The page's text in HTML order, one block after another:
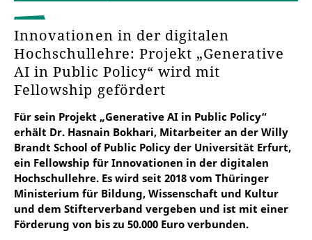
Innovationen in der digitalen
Hochschullehre: Projekt „Generative
AI in Public Policy“ wird mit
Fellowship gefördert
Für sein Projekt „Generative AI in Public Policy“
erhält Dr. Hasnain Bokhari, Mitarbeiter an der Willy
Brandt School of Public Policy der Universität Erfurt,
ein Fellowship für Innovationen in der digitalen
Hochschullehre. Es wird seit 2018 vom Thüringer
Ministerium für Bildung, Wissenschaft und Kultur
und dem Stifterverband vergeben und ist mit einer
Förderung von bis zu 50.000 Euro verbunden.